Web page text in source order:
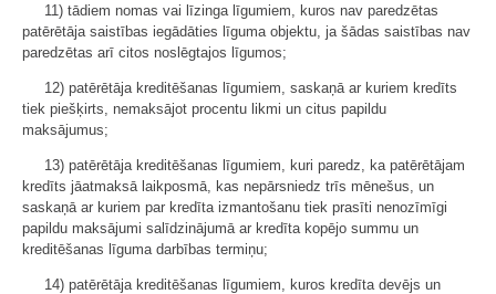
11) tādiem nomas vai līzinga līgumiem, kuros nav paredzētas
patērētāja saistības iegādāties līguma objektu, ja šādas saistības nav
paredzētas arī citos noslēgtajos līgumos;
12) patērētāja kreditēšanas līgumiem, saskaņā ar kuriem kredīts
tiek piešķirts, nemaksājot procentu likmi un citus papildu
maksājumus;
13) patērētāja kreditēšanas līgumiem, kuri paredz, ka patērētājam
kredīts jāatmaksā laikposmā, kas nepārsniedz trīs mēnešus, un
saskaņā ar kuriem par kredīta izmantošanu tiek prasīti nenozīmīgi
papildu maksājumi salīdzinājumā ar kredīta kopējo summu un
kreditēšanas līguma darbības termiņu;
14) patērētāja kreditēšanas līgumiem, kuros kredīta devējs un